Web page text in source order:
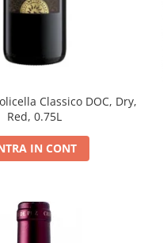
Classico DOC, Dry,
Red, 0.75L
IN CONT